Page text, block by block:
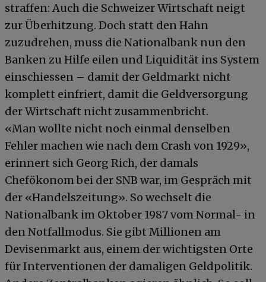
straffen: Auch die Schweizer Wirtschaft neigt
zur Überhitzung. Doch statt den Hahn
zuzudrehen, muss die Nationalbank nun den
Banken zu Hilfe eilen und Liquidität ins System
einschiessen – damit der Geldmarkt nicht
komplett einfriert, damit die Geldversorgung
der Wirtschaft nicht zusammenbricht.
«Man wollte nicht noch einmal denselben
Fehler machen wie nach dem Crash von 1929»,
erinnert sich Georg Rich, der damals
Chefökonom bei der SNB war, im Gespräch mit
der «Handelszeitung». So wechselt die
Nationalbank im Oktober 1987 vom Normal- in
den Notfallmodus. Sie gibt Millionen am
Devisenmarkt aus, einem der wichtigsten Orte
für Interventionen der damaligen Geldpolitik.